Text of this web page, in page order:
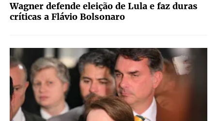
Wagner defende eleição de Lula e faz duras
críticas a Flávio Bolsonaro